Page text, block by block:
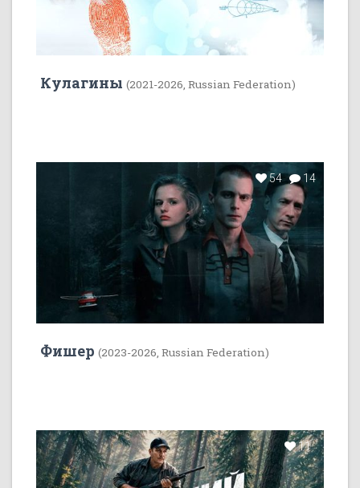
Кулагины (2021-2026, Russian Federation)
54 14
Фишер (2023-2026, Russian Federation)
11